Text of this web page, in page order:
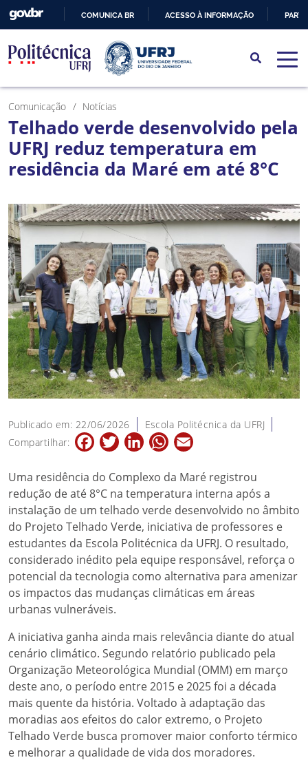
PARA
O
CONTEÚDO
COMUNICA BR ACESSO À INFORMAÇÃO
Comunicação Notícias
Telhado verde desenvolvido pela
UFRJ reduz temperatura em
residência da Maré em até 8°C
Publicado em: 22/06/2026
Escola Politécnica da UFRJ
Compartilhar:
FacebookTwitterLinkedInWhatsApp
Uma residência do Complexo da Maré registrou
redução de até 8°C na temperatura interna após a
instalação de um telhado verde desenvolvido no âmbito
do Projeto Telhado Verde, iniciativa de professores e
estudantes da Escola Politécnica da UFRJ. O resultado,
considerado inédito pela equipe responsável, reforça o
potencial da tecnologia como alternativa para amenizar
os impactos das mudanças climáticas em áreas
urbanas vulneráveis.
A iniciativa ganha ainda mais relevância diante do atual
cenário climático. Segundo relatório publicado pela
Organização Meteorológica Mundial (OMM) em março
deste ano, o período entre 2015 e 2025 foi a década
mais quente da história. Voltado à adaptação das
moradias aos efeitos do calor extremo, o Projeto
Telhado Verde busca promover maior conforto térmico
e melhorar a qualidade de vida dos moradores.